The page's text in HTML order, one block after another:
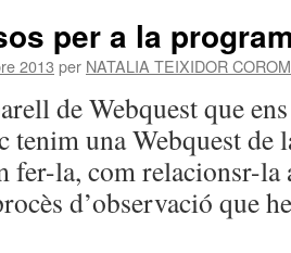
per a la
2013 per NATALIA TEIXIDOR
de Webquest que
una Webquest de
fer-la, com
d’observació que